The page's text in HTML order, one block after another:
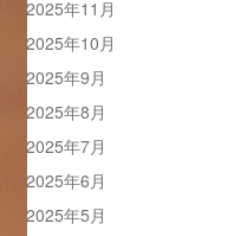
2025年11月
2025年10月
2025年9月
2025年8月
2025年7月
2025年6月
2025年5月